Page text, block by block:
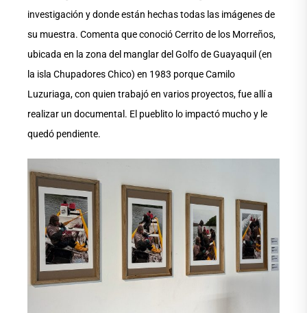
investigación y donde están hechas todas las imágenes de
su muestra. Comenta que conoció Cerrito de los Morreños,
ubicada en la zona del manglar del Golfo de Guayaquil (en
la isla Chupadores Chico) en 1983 porque Camilo
Luzuriaga, con quien trabajó en varios proyectos, fue allí a
realizar un documental. El pueblito lo impactó mucho y le
quedó pendiente.